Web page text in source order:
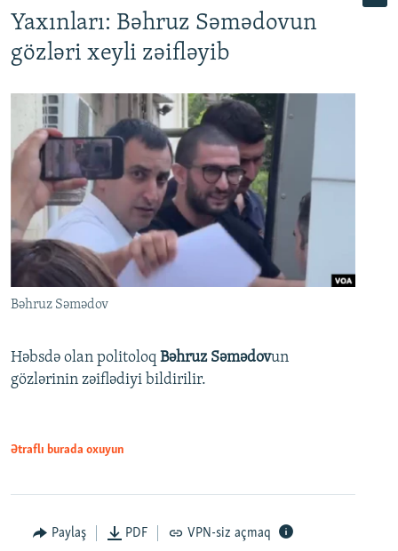
Yaxınları: Bəhruz Səmədovun
gözləri xeyli zəifləyib
Bəhruz Səmədov
Həbsdə olan politoloq Bəhruz Səmədovun
gözlərinin zəiflədiyi bildirilir.
Ətraflı burada oxuyun
Paylaş PDF VPN-siz açmaq